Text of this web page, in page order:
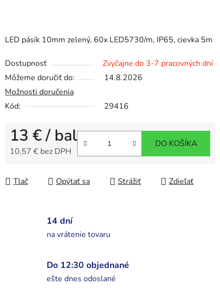
LED pásik 10mm zelený, 60x LED5730/m, IP65, cievka 5m
Dostupnosť
Zvyčajne do 3-7 pracovných dní
Môžeme doručiť do:
14.8.2026
Možnosti doručenia
Kód:
29416
13 €/ bal
10,57 € bez DPH
DO KOŠÍKA
Tlač Opýtať sa Strážiť Zdieľať
14 dní
na vrátenie tovaru
Do 12:30 objednané
ešte dnes odoslané